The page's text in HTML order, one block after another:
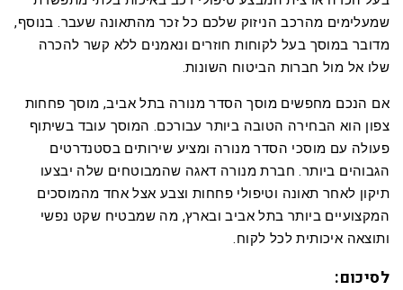
שמעלימים מהרכב הניזוק שלכם כל זכר מהתאונה שעבר. בנוסף,
מדובר במוסך בעל לקוחות חוזרים ונאמנים ללא קשר להכרה
שלו אל מול חברות הביטוח השונות.
אם הנכם מחפשים מוסך הסדר מנורה בתל אביב, מוסך פחחות
צפון הוא הבחירה הטובה ביותר עבורכם. המוסך עובד בשיתוף
פעולה עם מוסכי הסדר מנורה ומציע שירותים בסטנדרטים
הגבוהים ביותר. חברת מנורה דאגה שהמבוטחים שלה יבצעו
תיקון לאחר תאונה וטיפולי פחחות וצבע אצל אחד מהמוסכים
המקצועיים ביותר בתל אביב ובארץ, מה שמבטיח שקט נפשי
ותוצאה איכותית לכל לקוח.
לסיכום: